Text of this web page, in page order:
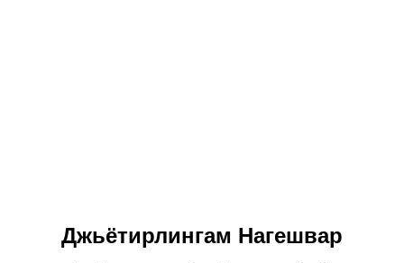
Джьётирлингам Нагешвар